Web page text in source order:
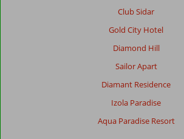
Club Sidar
Gold City Hotel
Diamond Hill
Sailor Apart
Diamant Residence
Izola Paradise
Aqua Paradise Resort